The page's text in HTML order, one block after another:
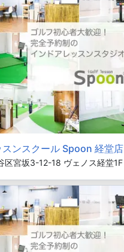
スンスクール Spoon 経堂店
区宮坂3-12-18 ヴェノス経堂1F